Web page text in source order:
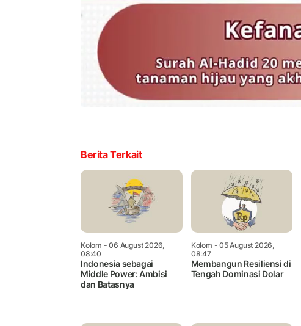
Berita Terkait
Kolom - 06 August 2026,
08:40
Indonesia sebagai
Middle Power: Ambisi
dan Batasnya
Kolom - 05 August 2026,
08:47
Membangun Resiliensi di
Tengah Dominasi Dolar